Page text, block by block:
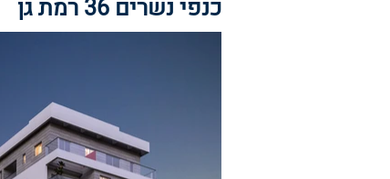
כנפי נשרים 36 רמת גן